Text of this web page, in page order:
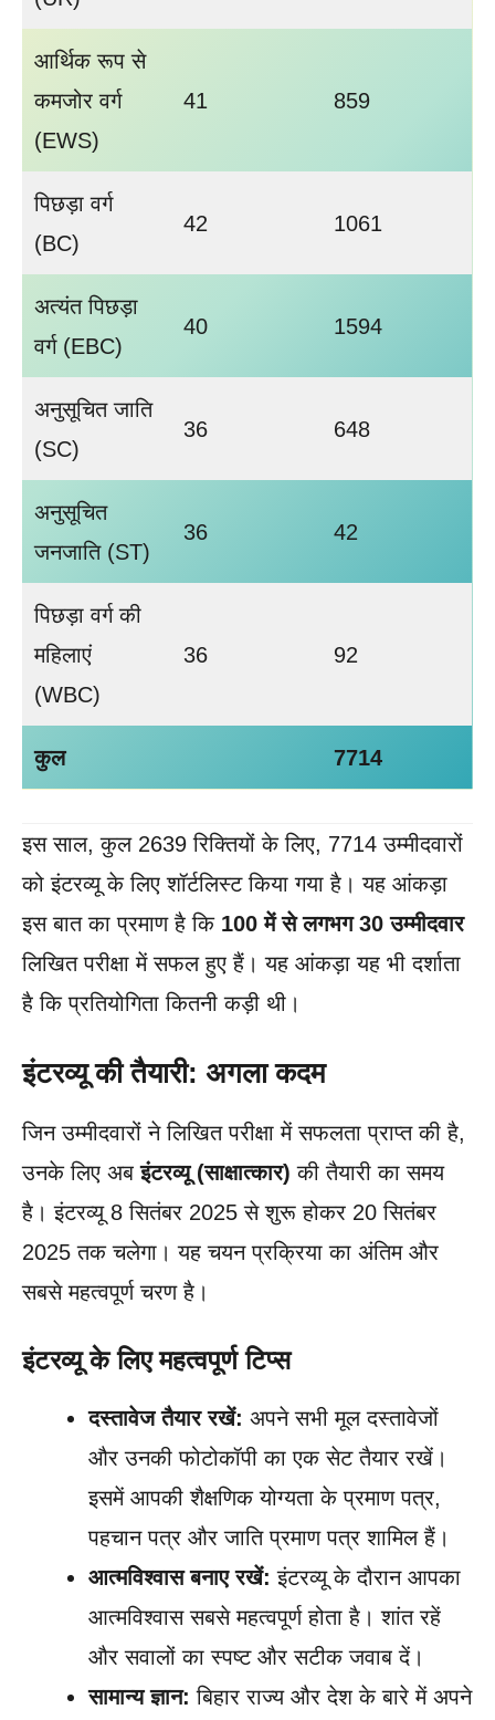
आर्थिक रूप से
कमजोर वर्ग
(EWS)
41 859
पिछड़ा वर्ग
(BC)
42 1061
अत्यंत पिछड़ा
वर्ग (EBC)
40 1594
अनुसूचित जाति
(SC)
36 648
अनुसूचित
जनजाति (ST)
36 42
पिछड़ा वर्ग की
महिलाएं
(WBC)
36 92
कुल 7714
इस साल, कुल 2639 रिक्तियों के लिए, 7714 उम्मीदवारों
को इंटरव्यू के लिए शॉर्टलिस्ट किया गया है। यह आंकड़ा
इस बात का प्रमाण है कि 100 में से लगभग 30 उम्मीदवार
लिखित परीक्षा में सफल हुए हैं। यह आंकड़ा यह भी दर्शाता
है कि प्रतियोगिता कितनी कड़ी थी।
इंटरव्यू की तैयारी: अगला कदम
जिन उम्मीदवारों ने लिखित परीक्षा में सफलता प्राप्त की है,
उनके लिए अबइंटरव्यू (साक्षात्कार) की तैयारी का समय
है। इंटरव्यू 8 सितंबर 2025 से शुरू होकर 20 सितंबर
2025 तक चलेगा। यह चयन प्रक्रिया का अंतिम और
सबसे महत्वपूर्ण चरण है।
इंटरव्यू के लिए महत्वपूर्ण टिप्स
दस्तावेज तैयार रखें: अपने सभी मूल दस्तावेजों
और उनकी फोटोकॉपी का एक सेट तैयार रखें।
इसमें आपकी शैक्षणिक योग्यता के प्रमाण पत्र,
पहचान पत्र और जाति प्रमाण पत्र शामिल हैं।
आत्मविश्वास बनाए रखें: इंटरव्यू के दौरान आपका
आत्मविश्वास सबसे महत्वपूर्ण होता है। शांत रहें
और सवालों का स्पष्ट और सटीक जवाब दें।
सामान्य ज्ञान: बिहार राज्य और देश के बारे में अपने